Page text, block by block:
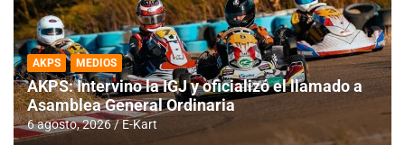
AKPS MEDIOS
AKPS: Intervino la IGJ y oficializó el llamado a
Asamblea General Ordinaria
6 agosto, 2026 E-Kart